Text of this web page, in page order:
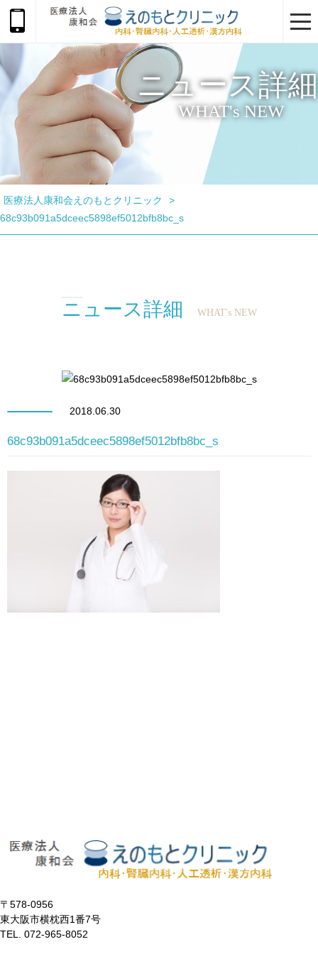
ニュース詳細
WHAT's NEW
医療法人康和会えのもとクリニック
>
68c93b091a5dceec5898ef5012bfb8bc_s
ニュース詳細 WHAT's NEW
2018.06.30
68c93b091a5dceec5898ef5012bfb8bc_s
〒578-0956
東大阪市横枕西1番7号
TEL. 072-965-8052